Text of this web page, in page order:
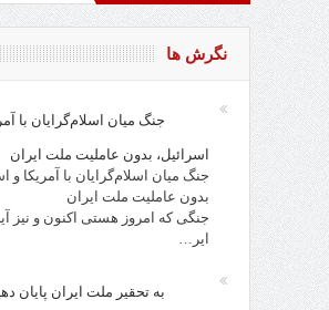
و نقد از افراد، احزاب، حکام و مقدسات!
نگرش ها
جنگ میان اسلام‌گرایان با
اسرائیل، بدون عاملیت ملت ایران
جنگ میان اسلام‌گرایان با آمریکا و
بدون عاملیت ملت ایران
جنگی که امروز هستی اکنون و نیز
ایر…
به تحقیر ملت ایران پایان